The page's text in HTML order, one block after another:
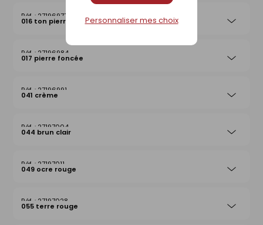
Personnaliser mes choix
27196977
016 ton pierre
27196984
017 pierre foncée
27196991
041 crème
27197004
044 brun clair
27197011
049 ocre rouge
27197028
055 terre rouge